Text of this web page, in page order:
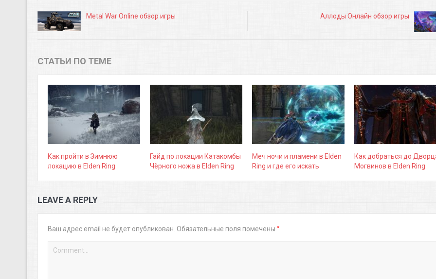
Metal War Online обзор игры Аллоды Онлайн обзор игры
СТАТЬИ ПО ТЕМЕ
Как пройти в Зимнюю
локацию в Elden Ring
Гайд по локации Катакомбы
Чёрного ножа в Elden Ring
Меч ночи и пламени в Elden
Ring и где его искать
Как добраться до
Могвинов в Elden Ring
LEAVE A REPLY
Ваш адрес email не будет опубликован. Обязательные поля помечены *